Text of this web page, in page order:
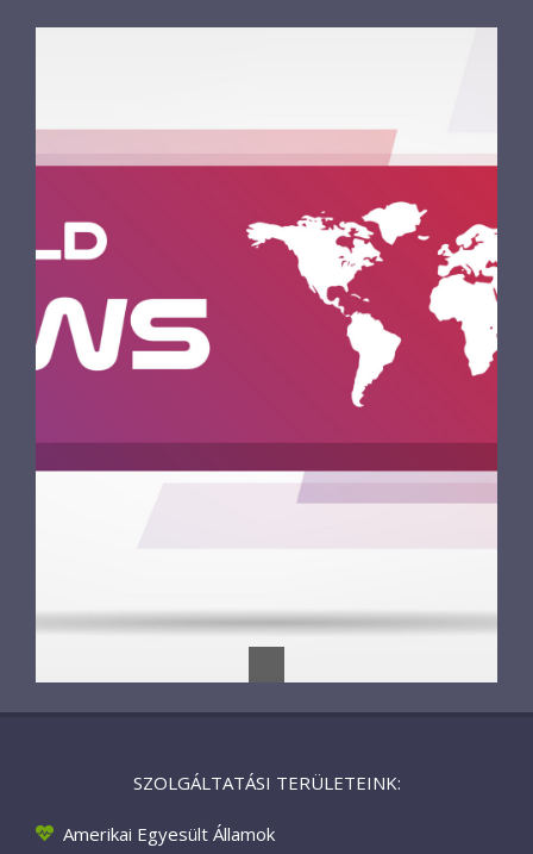
SZOLGÁLTATÁSI TERÜLETEINK:
Amerikai Egyesült Államok